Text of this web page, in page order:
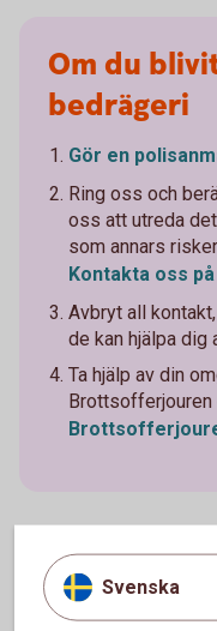
Om du
bedrägeri
Gör en
Ring oss och
oss att utreda
som annars
Kontakta oss på
Avbryt all
de kan hjälpa dig
Ta hjälp av din
Brottsofferjouren
Lär dig
Svenska